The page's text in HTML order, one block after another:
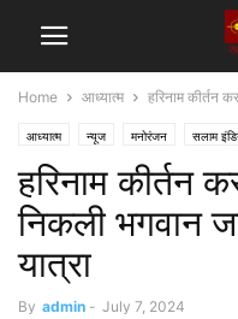
Home आध्यात्म हरिनाम कीर्तन
आध्यात्म न्यूज मनोरंजन सलाम
हरिनाम कीर्तन
निकली भगवान
यात्रा
By admin - July 7, 2024